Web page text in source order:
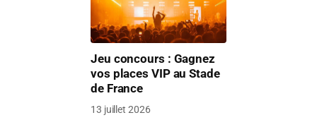
Jeu concours : Gagnez
vos places VIP au Stade
de France
13 juillet 2026